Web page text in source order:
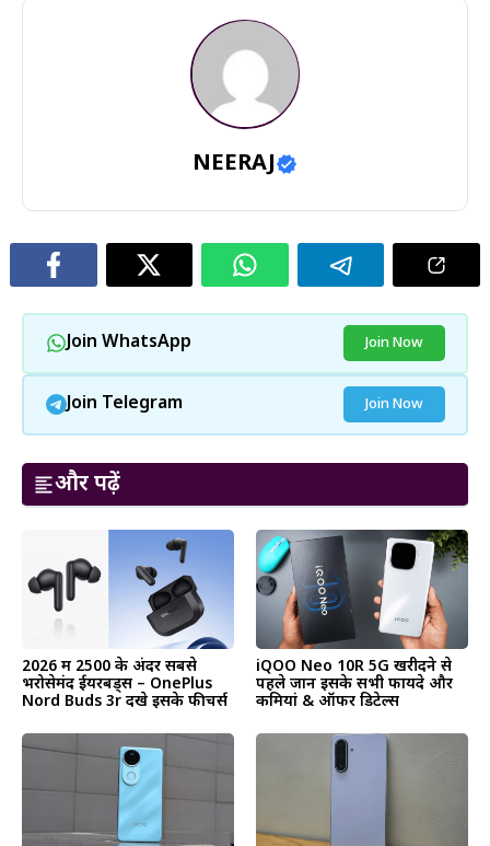
NEERAJ
Join WhatsApp Join Now
Join Telegram Join Now
और पढ़ें
2026 में ₹2500 के अंदर सबसे
भरोसेमंद ईयरबड्स – OnePlus
Nord Buds 3r देंखे इसके फीचर्स
iQOO Neo 10R 5G खरीदने से
पहले जानें इसके सभी फायदे और
कमियां & ऑफर डिटेल्स